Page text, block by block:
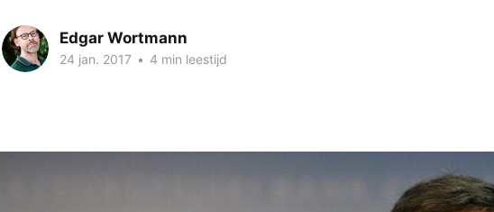
Edgar Wortmann
24 jan. 2017 • 4 min leestijd